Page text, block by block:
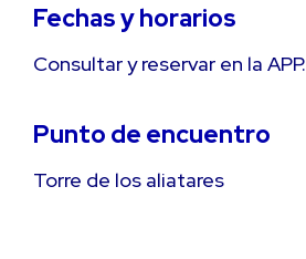
Fechas y horarios
Consultar y reservar en la APP.
Punto de encuentro
Torre de los aliatares